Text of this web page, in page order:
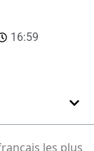
16:59
les plus